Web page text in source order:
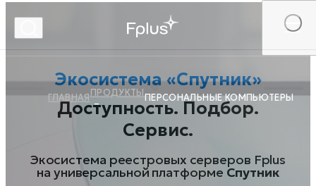
ГЛАВНАЯ ПРОДУКТЫ ПЕРСОНАЛЬНЫЕ КОМПЬЮТЕРЫ